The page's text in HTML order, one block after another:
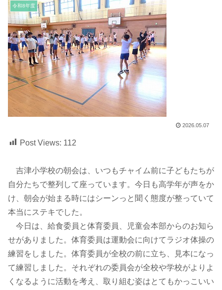
令和8年度
2026.05.07
Post Views: 112
吉津小学校の朝会は、いつもチャイム前に子どもたちが
自分たちで整列して座っています。今日も高学年が声をか
け、朝会が始まる時にはシーンっと聞く態度が整っていて
本当にステキでした。
今日は、給食委員と体育委員、児童会本部からのお知ら
せがありました。体育委員は運動会に向けてラジオ体操の
練習をしました。体育委員が全校の前に立ち、見本になっ
て練習しました。それぞれの委員会が全校や学校がよりよ
くなるように活動を考え、取り組む姿はとてもかっこいい